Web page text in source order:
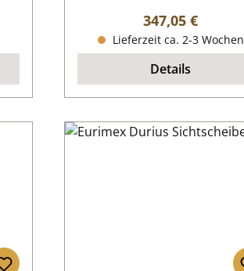
Regulärer Preis:
347,05 €
Lieferzeit ca. 2-3 Wochen
Details